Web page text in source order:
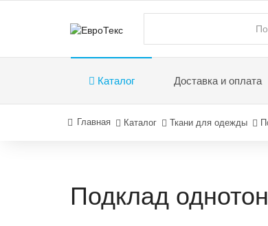
Каталог Доставка и оплата
Главная Каталог Ткани для одежды
Подклад